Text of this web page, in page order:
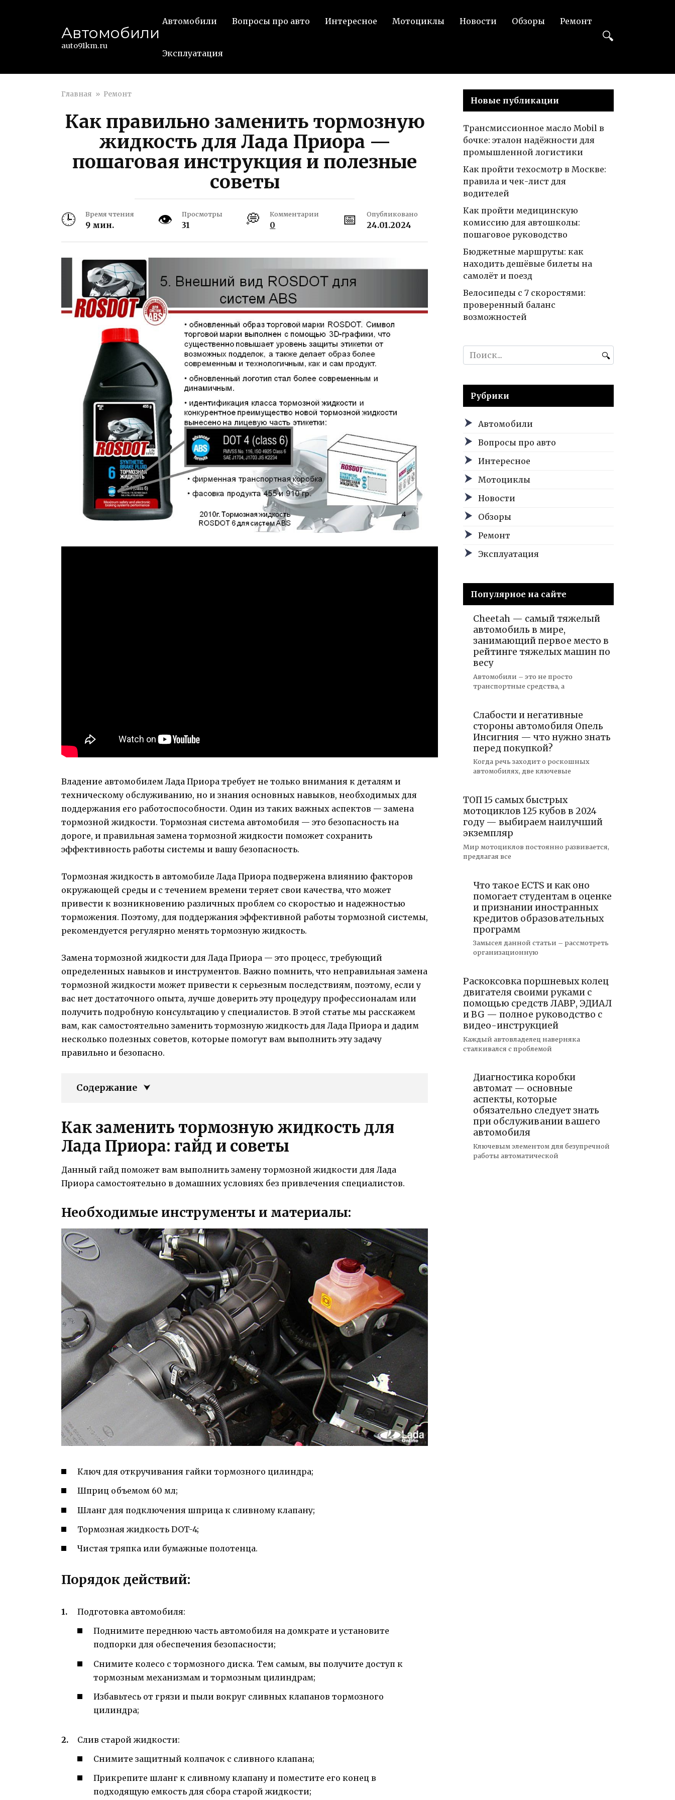
Автомобили
auto91km.ru
Автомобили Вопросы про авто Интересное Мотоциклы Новости Обзоры Ремонт
Эксплуатация
Главная » Ремонт
Как правильно заменить тормозную
жидкость для Лада Приора —
пошаговая инструкция и полезные
советы
Время чтения
9 мин.
Просмотры
31
Комментарии
0
Опубликовано
24.01.2024
Владение автомобилем Лада Приора требует не только внимания к деталям и
техническому обслуживанию, но и знания основных навыков, необходимых для
поддержания его работоспособности. Один из таких важных аспектов — замена
тормозной жидкости. Тормозная система автомобиля — это безопасность на
дороге, и правильная замена тормозной жидкости поможет сохранить
эффективность работы системы и вашу безопасность.
Тормозная жидкость в автомобиле Лада Приора подвержена влиянию факторов
окружающей среды и с течением времени теряет свои качества, что может
привести к возникновению различных проблем со скоростью и надежностью
торможения. Поэтому, для поддержания эффективной работы тормозной системы,
рекомендуется регулярно менять тормозную жидкость.
Замена тормозной жидкости для Лада Приора — это процесс, требующий
определенных навыков и инструментов. Важно помнить, что неправильная замена
тормозной жидкости может привести к серьезным последствиям, поэтому, если у
вас нет достаточного опыта, лучше доверить эту процедуру профессионалам или
получить подробную консультацию у специалистов. В этой статье мы расскажем
вам, как самостоятельно заменить тормозную жидкость для Лада Приора и дадим
несколько полезных советов, которые помогут вам выполнить эту задачу
правильно и безопасно.
Содержание
Как заменить тормозную жидкость для
Лада Приора: гайд и советы
Данный гайд поможет вам выполнить замену тормозной жидкости для Лада
Приора самостоятельно в домашних условиях без привлечения специалистов.
Необходимые инструменты и материалы:
Ключ для откручивания гайки тормозного цилиндра;
Шприц объемом 60 мл;
Шланг для подключения шприца к сливному клапану;
Тормозная жидкость DOT-4;
Чистая тряпка или бумажные полотенца.
Порядок действий:
Подготовка автомобиля:
Поднимите переднюю часть автомобиля на домкрате и установите
подпорки для обеспечения безопасности;
Снимите колесо с тормозного диска. Тем самым, вы получите доступ к
тормозным механизмам и тормозным цилиндрам;
Избавьтесь от грязи и пыли вокруг сливных клапанов тормозного
цилиндра;
Слив старой жидкости:
Снимите защитный колпачок с сливного клапана;
Прикрепите шланг к сливному клапану и поместите его конец в
подходящую емкость для сбора старой жидкости;
Новые публикации
Трансмиссионное масло Mobil в
бочке: эталон надёжности для
промышленной логистики
Как пройти техосмотр в Москве:
правила и чек-лист для
водителей
Как пройти медицинскую
комиссию для автошколы:
пошаговое руководство
Бюджетные маршруты: как
находить дешёвые билеты на
самолёт и поезд
Велосипеды с 7 скоростями:
проверенный баланс
возможностей
Search
for:
Рубрики
Автомобили
Вопросы про авто
Интересное
Мотоциклы
Новости
Обзоры
Ремонт
Эксплуатация
Популярное на сайте
Cheetah — самый тяжелый
автомобиль в мире,
занимающий первое место в
рейтинге тяжелых машин по
весу
Автомобили – это не просто
транспортные средства, а
Слабости и негативные
стороны автомобиля Опель
Инсигния — что нужно знать
перед покупкой?
Когда речь заходит о роскошных
автомобилях, две ключевые
ТОП 15 самых быстрых
мотоциклов 125 кубов в 2024
году — выбираем наилучший
экземпляр
Мир мотоциклов постоянно развивается,
предлагая все
Что такое ECTS и как оно
помогает студентам в оценке
и признании иностранных
кредитов образовательных
программ
Замысел данной статьи – рассмотреть
организационную
Раскоксовка поршневых колец
двигателя своими руками с
помощью средств ЛАВР, ЭДИАЛ
и BG — полное руководство с
видео-инструкцией
Каждый автовладелец наверняка
сталкивался с проблемой
Диагностика коробки
автомат — основные
аспекты, которые
обязательно следует знать
при обслуживании вашего
автомобиля
Ключевым элементом для безупречной
работы автоматической